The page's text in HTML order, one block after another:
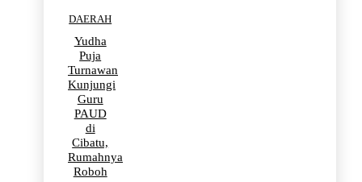
DAERAH
Yudha
Puja
Turnawan
Kunjungi
Guru
PAUD
di
Cibatu,
Rumahnya
Roboh